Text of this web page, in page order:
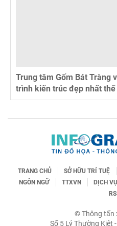
Trung tâm Gốm Bát Tràng
trình kiến trúc đẹp nhất
TRANG CHỦ SỞ HỮU TRÍ TUỆ
NGÔN NGỮ
TTXVN DỊCH
© Thông tấn
Số 5 Lý Thường Kiệt